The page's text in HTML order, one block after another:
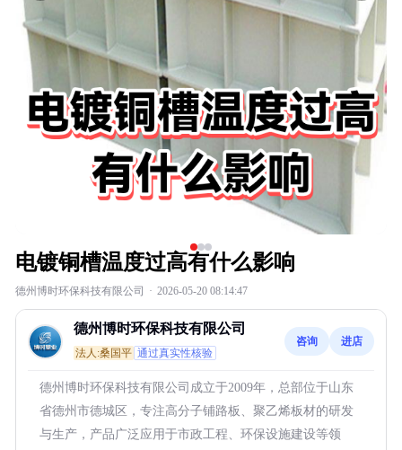
电镀铜槽温度过高有什么影响
德州博时环保科技有限公司 · 2026-05-20 08:14:47
德州博时环保科技有限公司
法人:桑国平 通过真实性核验
咨询 进店
德州博时环保科技有限公司成立于2009年，总部位于山东
省德州市德城区，专注高分子铺路板、聚乙烯板材的研发
与生产，产品广泛应用于市政工程、环保设施建设等领